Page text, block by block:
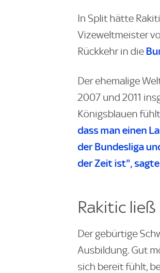
In Split hätte
Vizeweltmeister
Rückkehr in die
Der ehemalige
2007 und 2011
Königsblauen
dass man einen
der Bundesliga
der Zeit ist",
Rakitic
Der gebürtige
Ausbildung. Gut
sich bereit fühlt,